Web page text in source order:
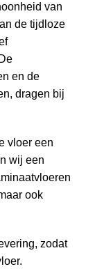
van
de tijdloze
en de
dragen bij
vloer een
wij een
ook
zodat